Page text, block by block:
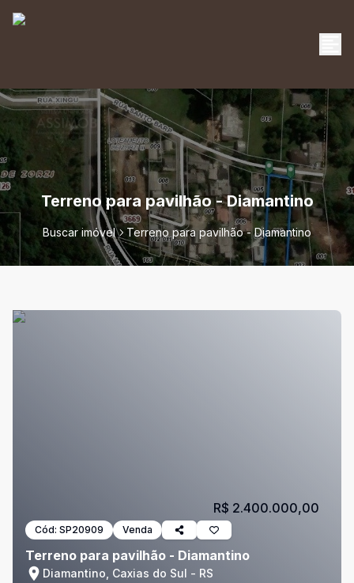
Terreno para pavilhão - Diamantino
Buscar imóvel Terreno para pavilhão - Diamantino
Cód: SP20909 Venda
Terreno para pavilhão - Diamantino
Diamantino, Caxias do Sul - RS
R$ 2.400.000,00